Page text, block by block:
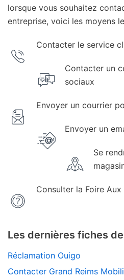
lorsque vous souhaitez
entreprise, voici les moyens
Contacter le service
Contacter un
sociaux
Envoyer un courrier
Envoyer un
Se
Consulter la Foire
Les dernières fiches
Réclamation Ouigo
Contacter Grand Reims